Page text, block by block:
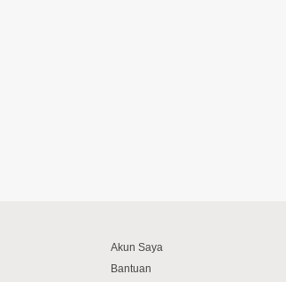
Akun Saya
Bantuan